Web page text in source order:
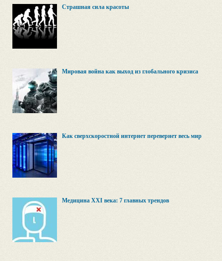
Страшная сила красоты
Мировая война как выход из глобального кризиса
Как сверхскоростной интернет перевернет весь мир
Медицина XXI века: 7 главных трендов